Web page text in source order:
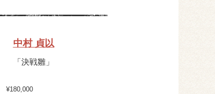
中村 貞以
「決戦雛」
¥180,000